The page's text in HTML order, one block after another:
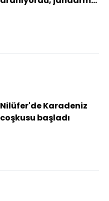
Nilüfer'de Karadeniz
coşkusu başladı